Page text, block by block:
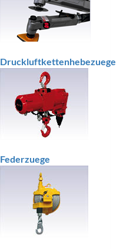
Druckluftkettenhebezuege
Federzuege